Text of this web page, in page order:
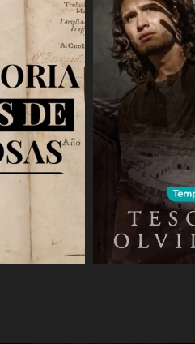
COMPARTIR